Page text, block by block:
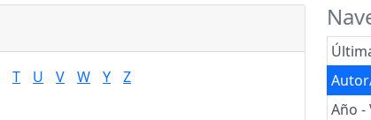
Año -
T U V W Y
Z